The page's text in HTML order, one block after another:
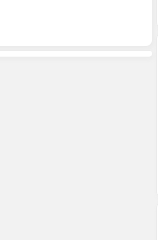
부 프랜차이즈 카페에서는 테스트 운
개선 효과가 크다는 ..